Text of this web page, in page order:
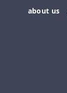
about us